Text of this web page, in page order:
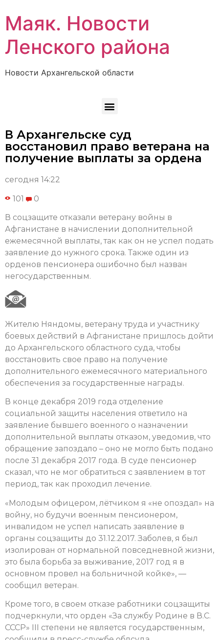
Маяк. Новости
Ленского района
Новости Архангельской области
В Архангельске суд
восстановил право ветерана на
получение выплаты за ордена
сегодня 14:22
101 0
В соцзащите отказали ветерану войны в
Афганистане в начислении дополнительной
ежемесячной выплаты, так как он не успел подать
заявление до нужного срока. Также один из
орденов пенсионера ошибочно был назван
негосударственным.
Жителю Няндомы, ветерану труда и участнику
боевых действий в Афганистане пришлось дойти
до Архангельского областного суда, чтобы
восстановить свое право на получение
дополнительного ежемесячного материального
обеспечения за государственные награды.
В конце декабря 2019 года отделение
социальной защиты населения ответило на
заявление бывшего военного о назначении
дополнительной выплаты отказом, уведомив, что
обращение запоздало – оно не могло быть подано
после 31 декабря 2017 года. В суде пенсионер
сказал, что не мог обратиться с заявлением в тот
период, так как проходил лечение.
«Молодым офицером, лётчиком я «не опоздал» на
войну, но будучи военным пенсионером,
инвалидом не успел написать заявление в
органы соцзащиты до 31.12.2017. Заболев, я был
изолирован от нормальной повседневной жизни,
это была борьба за выживание, 2017 год я в
основном провел на больничной койке», —
сообщил ветеран.
Кроме того, в своем отказе работники соцзащиты
подчеркнули, что орден «За службу Родине в В.С.
СССР» III степени не является государственным,